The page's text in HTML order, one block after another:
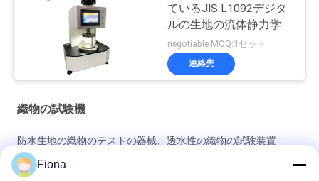
ているJIS L1092デジタ
ルの生地の流体静力学頭
部のテスター
negotiable MOQ:1セット
連絡先
織物の試験機
防水生地の織物のテストの器械、透水性の織物の試験装置
フル オートの生地の空気透磁率のテスター、変色無しおよび酸
Fiona